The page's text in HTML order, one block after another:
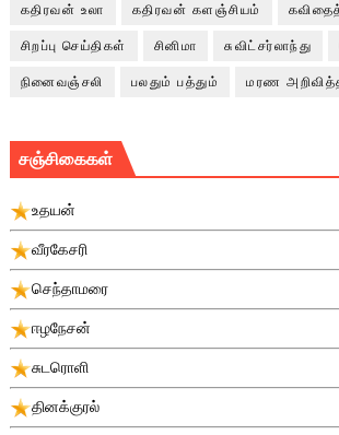
கதிரவன் உலா கதிரவன் களஞ்சியம்
சிறப்பு செய்திகள் சினிமா சுவிட்சர்லாந்து
நினைவஞ்சலி பலதும் பத்தும் மரண
சஞ்சிகைகள்
உதயன்
வீரகேசரி
செந்தாமரை
ஈழநேசன்
சுடரொளி
தினக்குரல்